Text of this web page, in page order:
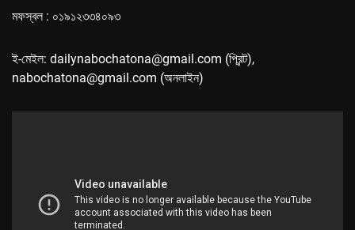
মফস্বল : ০১৯১২৩৩৪০৯৩
ই-মেইল: dailynabochatona@gmail.com (প্রিন্ট),
nabochatona@gmail.com (অনলাইন)